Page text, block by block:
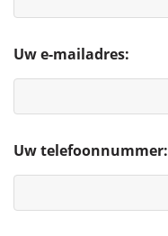
Uw e-mailadres:
Uw telefoonnummer: